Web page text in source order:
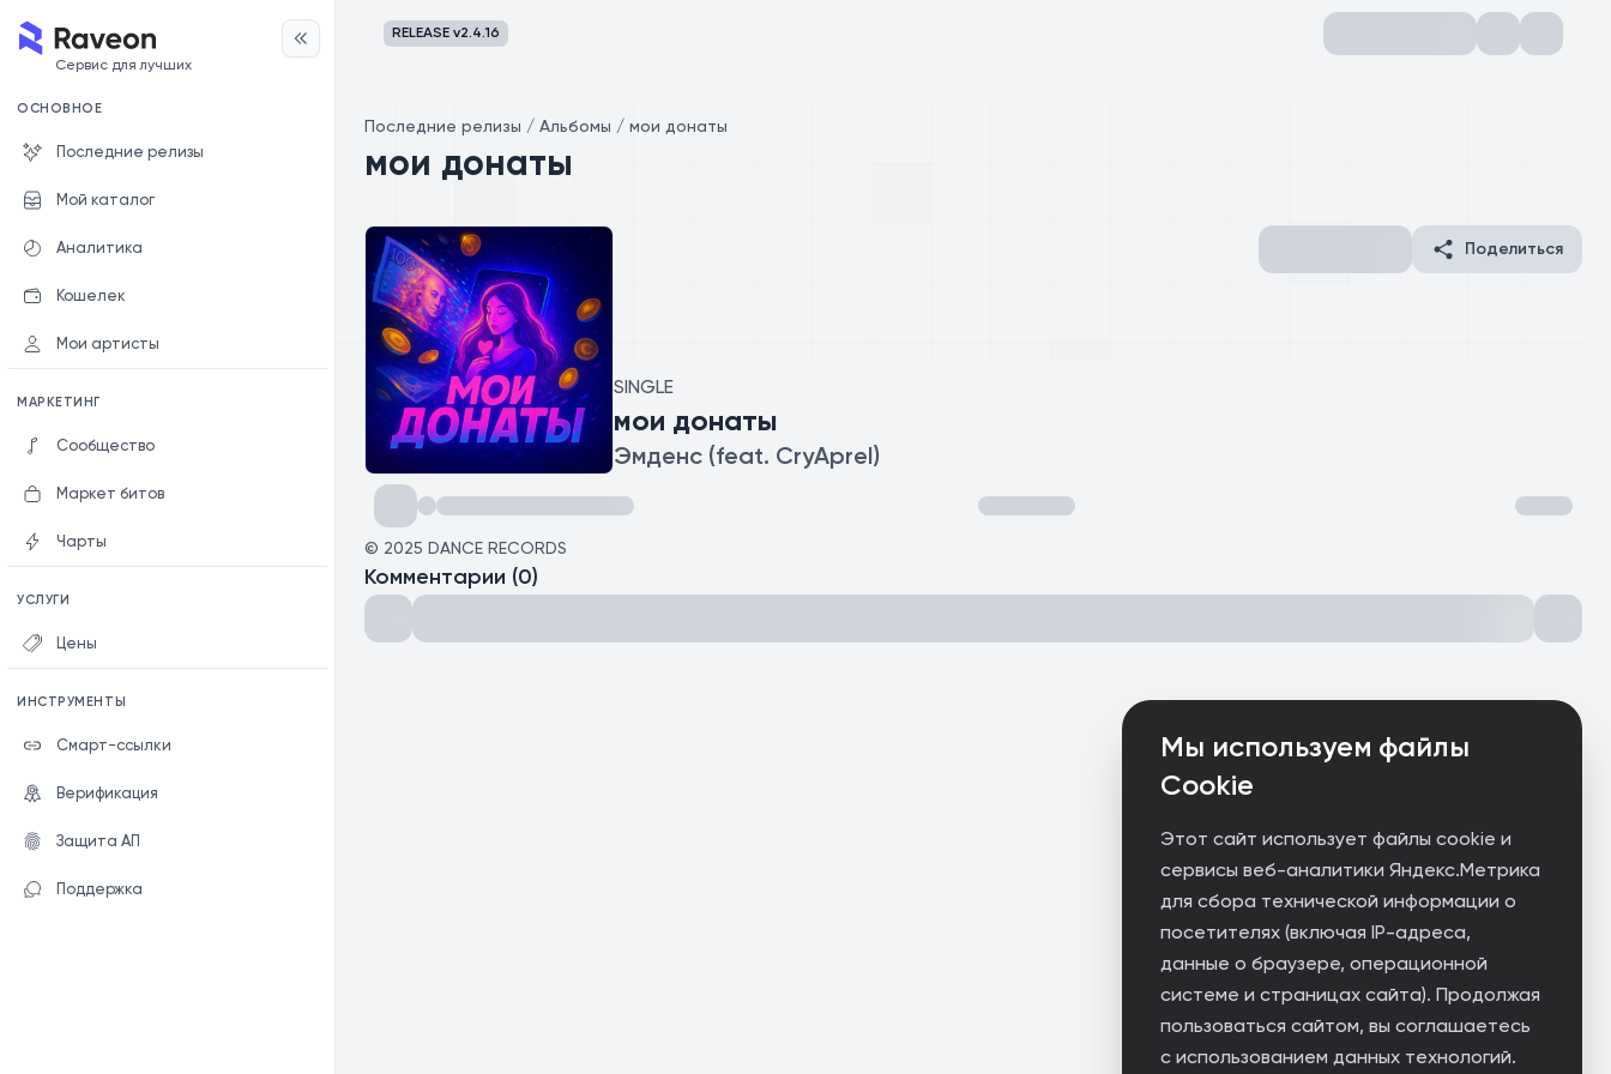
Мы используем файлы
Cookie
Этот сайт использует файлы cookie и
сервисы веб-аналитики Яндекс.Метрика
для сбора технической информации о
посетителях (включая IP-адреса,
данные о браузере, операционной
системе и страницах сайта). Продолжая
пользоваться сайтом, вы соглашаетесь
с использованием данных технологий.
Сервис для лучших
ОСНОВНОЕ
Последние релизы
Мой каталог
Аналитика
Кошелек
Мои артисты
МАРКЕТИНГ
Сообщество
Маркет битов
Чарты
УСЛУГИ
Цены
ИНСТРУМЕНТЫ
Смарт-ссылки
Верификация
Защита АП
Поддержка
RELEASE v2.4.16
Последние релизы / Альбомы / мои донаты
мои донаты
SINGLE
мои донаты
Эмденс (feat. CryAprel)
Поделиться
© 2025 DANCE RECORDS
Комментарии (0)